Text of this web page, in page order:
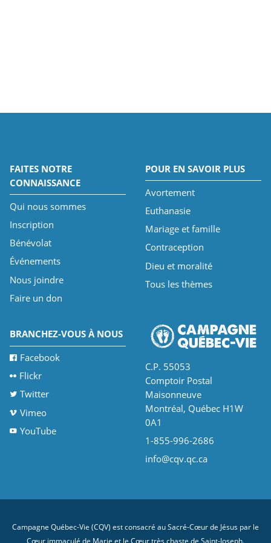
FAITES NOTRE
CONNAISSANCE
Qui nous sommes
Inscription
Bénévolat
Événements
Nous joindre
Faire un don
POUR EN SAVOIR PLUS
Avortement
Euthanasie
Mariage et famille
Contraception
Dieu et moralité
Tous les thèmes
BRANCHEZ-VOUS À NOUS
Facebook
Flickr
Twitter
Vimeo
YouTube
C.P. 55053
Comptoir Postal
Maisonneuve
Montréal, Québec H1W
0A1
1-855-996-2686
info@cqv.qc.ca
Campagne Québec-Vie (CQV) est consacré au Sacré-Cœur de Jésus par le
Cœur immaculé de Marie et le Cœur très chaste de Saint-Joseph.